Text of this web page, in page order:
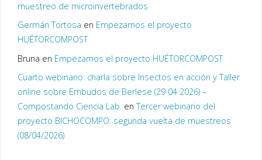
muestreo de microinvertebrados
Germán Tortosa en Empezamos el proyecto
HUÉTORCOMPOST
Bruna en Empezamos el proyecto HUÉTORCOMPOST
Cuarto webinario: charla sobre Insectos en acción y Taller
online sobre Embudos de Berlese (29 04 2026) –
Compostando Ciencia Lab. enTercer webinario del
proyecto BICHOCOMPO: segunda vuelta de muestreos
(08/04/2026)